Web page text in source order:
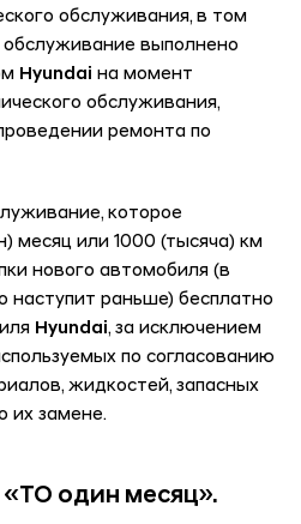
обслуживания, в том
обслуживание выполнено
Hyundai на момент
обслуживания,
ремонта по
которое
месяц или 1000 (тысяча) км
нового автомобиля (в
наступит раньше) бесплатно
Hyundai, за исключением
по согласованию
жидкостей, запасных
их замене.
один месяц».